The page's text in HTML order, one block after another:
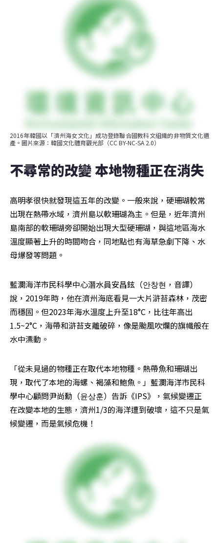
2016年韓國以「濟州海女文化」成功登錄聯合國教科文組織的非物質文化遺
產。圖片來源：韓國文化體育觀光部（CC BY-NC-SA 2.0）
不尋常的改變 本地物種正在消失
高明孝很快就發現這五年的改變。一般來說，硬珊瑚較常
出現在熱帶水域，濟州島以軟珊瑚為主。但是，近年濟州
島南部的軟珊瑚旁卻開始出現大型硬珊瑚，與這地區海水
溫度顯著上升的時間吻合，同地點也有海草急劇下降、水
母爆發等問題。
藍瀾海洋市民科學中心潛水員安昌鉉（안창현，音譯）
說，2019年時，他在濟州海底看見一大片滸苔森林，茂密
而穩固。但2023年海水溫度上升至18°C，比往年高出
1.5~2°C，海帶和滸苔支離破碎，像是颱風吹爛的旗幟般在
水中漂動。
「從未見過的物種正在取代本地物種。熱帶魚和珊瑚出
現，取代了本地的海螺、褐藻和鮑魚。」藍瀾海洋市民科
學中心顧問尹尚勳（윤상훈）告訴《IPS》，氣候變遷正
在改變本地的生態，濟州1/3的海洋遭到破壞，這不只是氣
候變遷，而是氣候危機！